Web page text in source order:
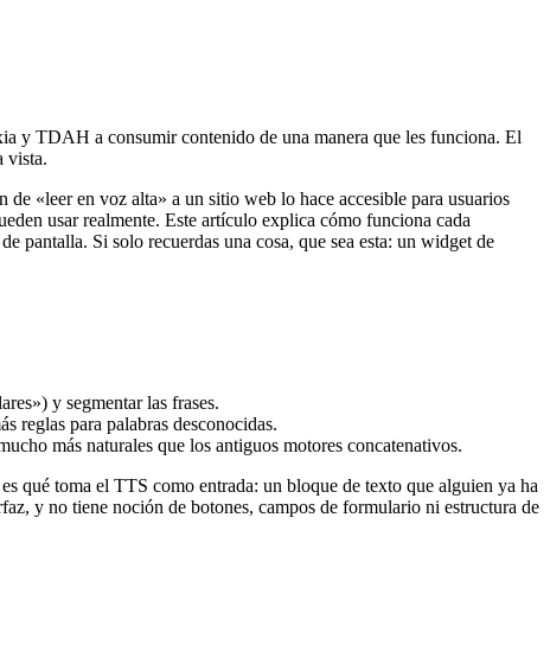
y TDAH a consumir contenido de una manera que les funciona. El
vista.
«leer en voz alta» a un sitio web lo hace accesible para usuarios
usar realmente. Este artículo explica cómo funciona cada
pantalla. Si solo recuerdas una cosa, que sea esta: un widget de
y segmentar las frases.
reglas para palabras desconocidas.
más naturales que los antiguos motores concatenativos.
qué toma el TTS como entrada: un bloque de texto que alguien ya ha
y no tiene noción de botones, campos de formulario ni estructura de